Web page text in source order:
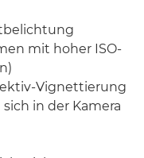
mit hoher ISO-
Vignettierung
in der Kamera